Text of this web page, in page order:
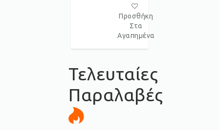
Προσθήκη
Στα
Αγαπημένα
Τελευταίες
Παραλαβές